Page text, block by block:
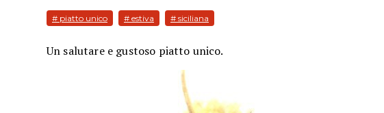
# piatto unico # estiva # siciliana
Un salutare e gustoso piatto unico.